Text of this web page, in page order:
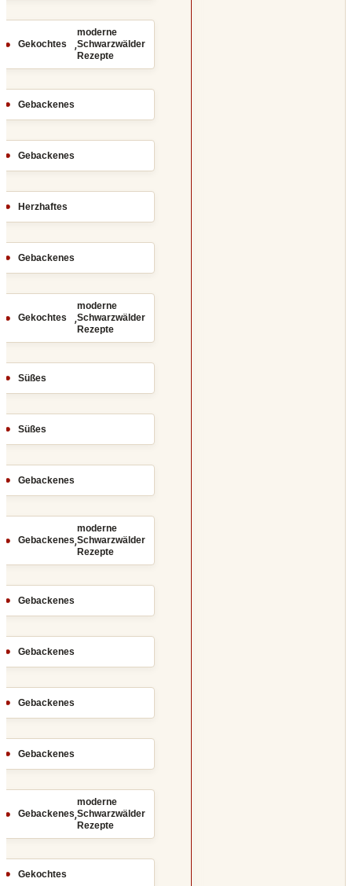
Gekochtes ,
moderne
Schwarzwälder
Rezepte
Gebackenes
Gebackenes
Herzhaftes
Gebackenes
Gekochtes ,
moderne
Schwarzwälder
Rezepte
Süßes
Süßes
Gebackenes
Gebackenes,
moderne
Schwarzwälder
Rezepte
Gebackenes
Gebackenes
Gebackenes
Gebackenes
Gebackenes,
moderne
Schwarzwälder
Rezepte
Gekochtes